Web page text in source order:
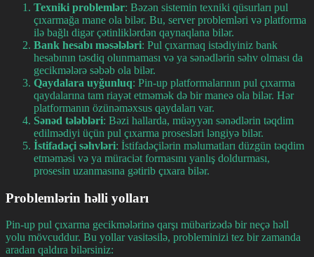
Texniki problemlər: Bəzən sistemin texniki qüsurları pul
çıxarmağa mane ola bilər. Bu, server problemləri və platforma
ilə bağlı digər çətinliklərdən qaynaqlana bilər.
Bank hesabı məsələləri: Pul çıxarmaq istədiyiniz bank
hesabının təsdiq olunmaması və ya sənədlərin səhv olması da
gecikmələrə səbəb ola bilər.
Qaydalara uyğunluq: Pin-up platformalarının pul çıxarma
qaydalarına tam riayət etməmək də bir maneə ola bilər. Hər
platformanın özünəməxsus qaydaları var.
Sənəd tələbləri: Bəzi hallarda, müəyyən sənədlərin təqdim
edilmədiyi üçün pul çıxarma prosesləri ləngiyə bilər.
İstifadəçi səhvləri: İstifadəçilərin məlumatları düzgün təqdim
etməməsi və ya müraciət formasını yanlış doldurması,
prosesin uzanmasına gətirib çıxara bilər.
Problemlərin həlli yolları
Pin-up pul çıxarma gecikmələrinə qarşı mübarizədə bir neçə həll
yolu mövcuddur. Bu yollar vasitəsilə, probleminizi tez bir zamanda
aradan qaldıra bilərsiniz: